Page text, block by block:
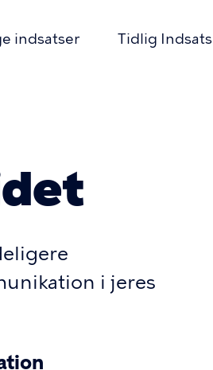
indsatser Tidlig Indsats
i jeres